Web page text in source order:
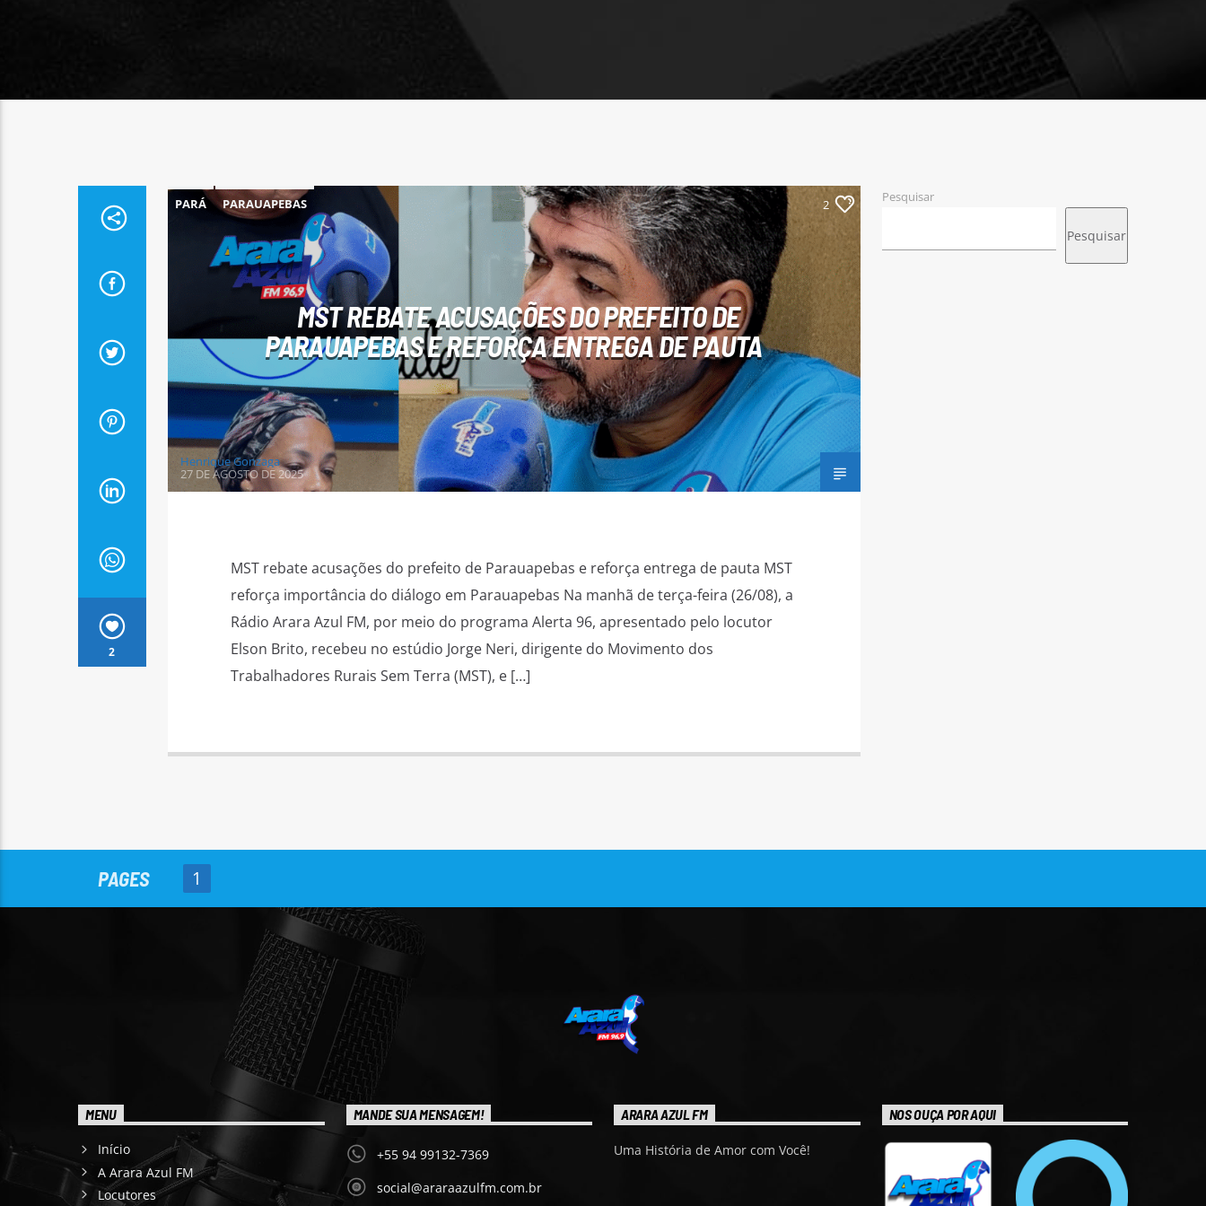
2
PARÁ PARAUAPEBAS 2
MST REBATE ACUSAÇÕES DO PREFEITO DE
PARAUAPEBAS E REFORÇA ENTREGA DE PAUTA
Henrique Gonzaga
27 DE AGOSTO DE 2025
MST rebate acusações do prefeito de Parauapebas e reforça entrega de pauta MST
reforça importância do diálogo em Parauapebas Na manhã de terça-feira (26/08), a
Rádio Arara Azul FM, por meio do programa Alerta 96, apresentado pelo locutor
Elson Brito, recebeu no estúdio Jorge Neri, dirigente do Movimento dos
Trabalhadores Rurais Sem Terra (MST), e […]
Pesquisar
Pesquisar
PAGES 1
MENU
Início
A Arara Azul FM
Locutores
MANDE SUA MENSAGEM!
+55 94 99132-7369
social@araraazulfm.com.br
ARARA AZUL FM
Uma História de Amor com Você!
NOS OUÇA POR AQUI